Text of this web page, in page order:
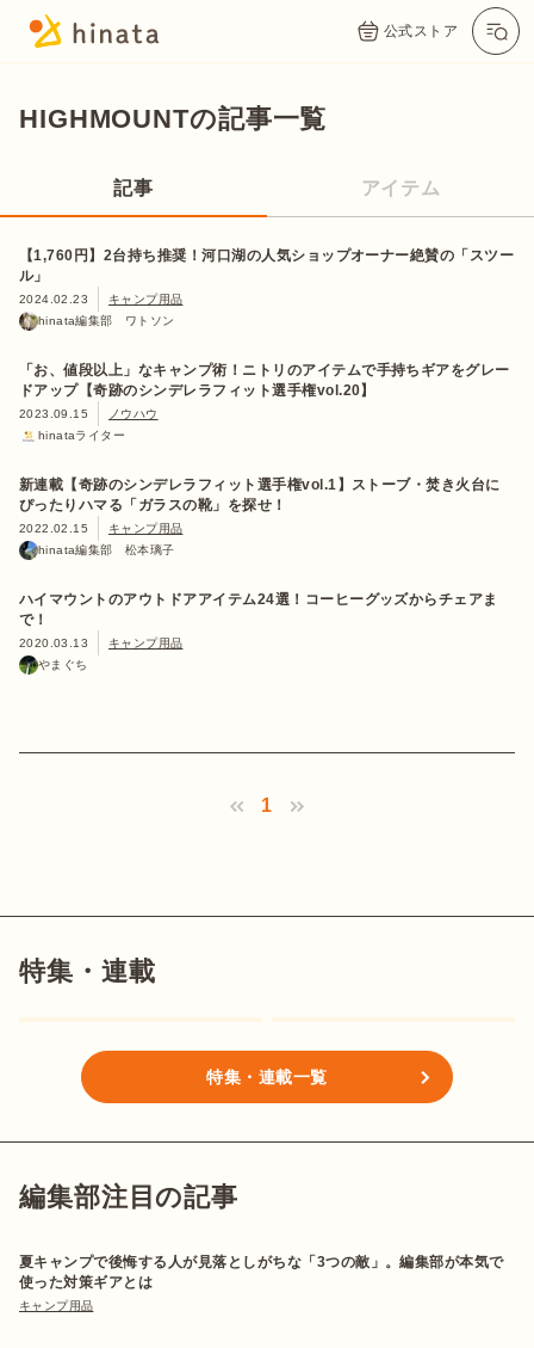
公式ストア
HIGHMOUNTの記事一覧
記事 アイテム
【1,760円】2台持ち推奨！河口湖の人気ショップオーナー絶賛の「スツー
ル」
2024.02.23
キャンプ用品
hinata編集部 ワトソン
「お、値段以上」なキャンプ術！ニトリのアイテムで手持ちギアをグレー
ドアップ【奇跡のシンデレラフィット選手権vol.20】
2023.09.15
ノウハウ
hinataライター
新連載【奇跡のシンデレラフィット選手権vol.1】ストーブ・焚き火台に
ぴったりハマる「ガラスの靴」を探せ！
2022.02.15
キャンプ用品
hinata編集部 松本璃子
ハイマウントのアウトドアアイテム24選！コーヒーグッズからチェアま
で！
2020.03.13
キャンプ用品
やまぐち
1
特集・連載
特集・連載一覧
編集部注目の記事
夏キャンプで後悔する人が見落としがちな「3つの敵」。編集部が本気で
使った対策ギアとは
キャンプ用品